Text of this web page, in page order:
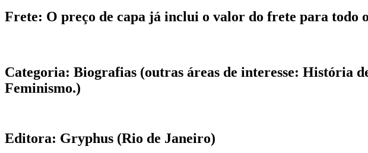
Frete: O preço de capa já inclui o valor do frete para todo
Categoria: Biografias (outras áreas de interesse: História
Feminismo.)
Editora: Gryphus (Rio de Janeiro)